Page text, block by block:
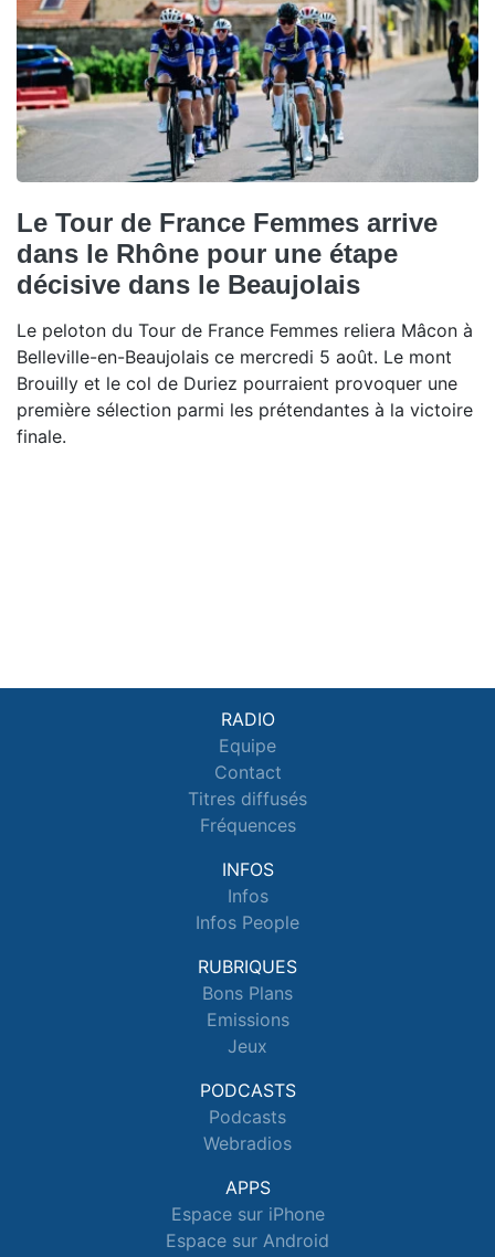
Le Tour de France Femmes arrive
dans le Rhône pour une étape
décisive dans le Beaujolais
Le peloton du Tour de France Femmes reliera Mâcon à
Belleville-en-Beaujolais ce mercredi 5 août. Le mont
Brouilly et le col de Duriez pourraient provoquer une
première sélection parmi les prétendantes à la victoire
finale.
RADIO
Equipe
Contact
Titres diffusés
Fréquences
INFOS
Infos
Infos People
RUBRIQUES
Bons Plans
Emissions
Jeux
PODCASTS
Podcasts
Webradios
APPS
Espace sur iPhone
Espace sur Android